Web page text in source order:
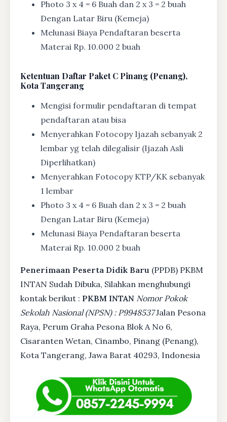
Photo 3 x 4 = 6 Buah dan 2 x 3 = 2 buah
Dengan Latar Biru (Kemeja)
Melunasi Biaya Pendaftaran beserta
Materai Rp. 10.000 2 buah
Ketentuan Daftar Paket C Pinang (Penang),
Kota Tangerang
Mengisi formulir pendaftaran di tempat
pendaftaran atau bisa
Menyerahkan Fotocopy Ijazah sebanyak 2
lembar yg telah dilegalisir (Ijazah Asli
Diperlihatkan)
Menyerahkan Fotocopy KTP/KK sebanyak
1 lembar
Photo 3 x 4 = 6 Buah dan 2 x 3 = 2 buah
Dengan Latar Biru (Kemeja)
Melunasi Biaya Pendaftaran beserta
Materai Rp. 10.000 2 buah
Penerimaan Peserta Didik Baru (PPDB) PKBM
INTAN Sudah Dibuka, Silahkan menghubungi
kontak berikut : PKBM INTAN Nomor Pokok
Sekolah Nasional (NPSN) : P9948537Jalan Pesona
Raya, Perum Graha Pesona Blok A No 6,
Cisaranten Wetan, Cinambo, Pinang (Penang),
Kota Tangerang, Jawa Barat 40293, Indonesia